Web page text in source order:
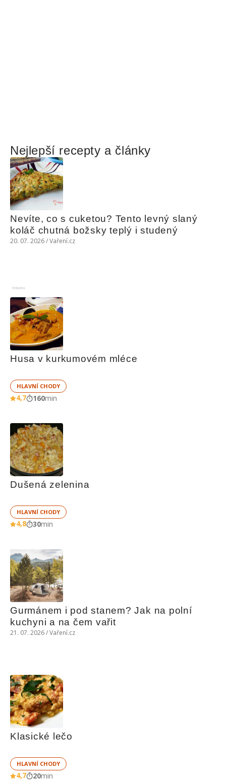
Nejlepší recepty a články
Nevíte, co s cuketou? Tento levný slaný
koláč chutná božsky teplý i studený
20. 07. 2026 / Vaření.cz
Reklama
Husa v kurkumovém mléce
HLAVNÍ CHODY
4,7 160min
Dušená zelenina
HLAVNÍ CHODY
4,8 30min
Gurmánem i pod stanem? Jak na polní
kuchyni a na čem vařit
21. 07. 2026 / Vaření.cz
Klasické lečo
HLAVNÍ CHODY
4,7 20min